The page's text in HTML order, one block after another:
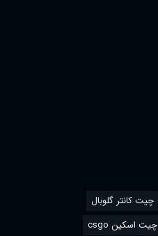
چیت کانتر گلوبال
چیت اسکین csgo